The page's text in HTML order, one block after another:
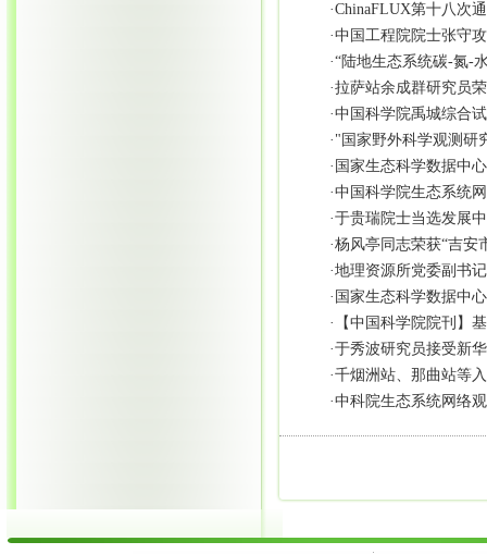
·ChinaFLUX第十八次
·中国工程院院士张守
·“陆地生态系统碳-氮-
·拉萨站余成群研究员
·中国科学院禹城综合
· "国家野外科学观测研
· 国家生态科学数据中
·中国科学院生态系统
·于贵瑞院士当选发展
·杨风亭同志荣获“吉安
·地理资源所党委副书
· 国家生态科学数据中
·
【中国科学院院刊】
·于秀波研究员接受新
·千烟洲站、那曲站等
·中科院生态系统网络